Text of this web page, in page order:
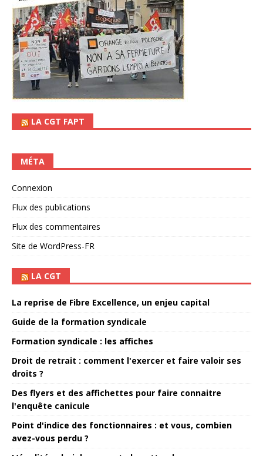
LA CGT FAPT
MÉTA
Connexion
Flux des publications
Flux des commentaires
Site de WordPress-FR
LA CGT
La reprise de Fibre Excellence, un enjeu capital
Guide de la formation syndicale
Formation syndicale : les affiches
Droit de retrait : comment l'exercer et faire valoir ses
droits ?
Des flyers et des affichettes pour faire connaitre
l'enquête canicule
Point d'indice des fonctionnaires : et vous, combien
avez-vous perdu ?